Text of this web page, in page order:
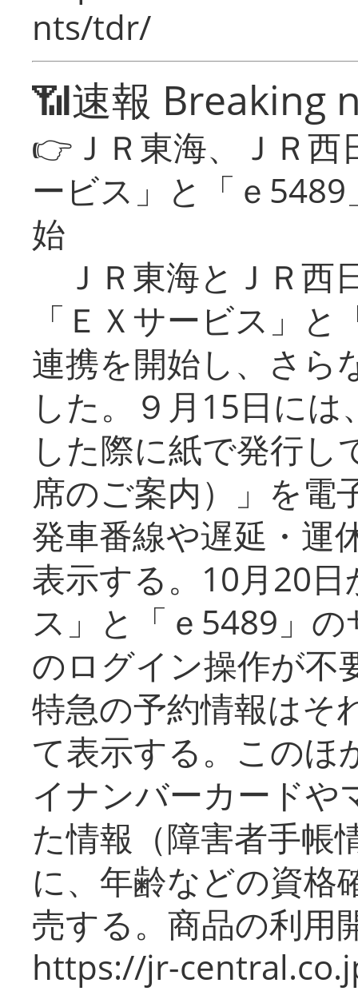
nts/tdr/
📶速報 Breaking
👉ＪＲ東海、ＪＲ
ービス」と「ｅ
始
ＪＲ東海とＪＲ西
「ＥＸサービス」
連携を開始し、さら
した。９月15日に
した際に紙で発行し
席のご案内）」を電
発車番線や遅延・運
表示する。10月20
ス」と「ｅ5489」
のログイン操作が不
特急の予約情報はそ
て表示する。このほ
イナンバーカードや
た情報（障害者手帳
に、年齢などの資格
売する。商品の利用
https://jr-